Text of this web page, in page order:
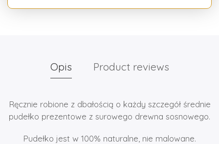
Opis Product reviews
Ręcznie robione z dbałością o każdy szczegół średnie
pudełko prezentowe z surowego drewna sosnowego.
Pudełko jest w 100% naturalne, nie malowane.